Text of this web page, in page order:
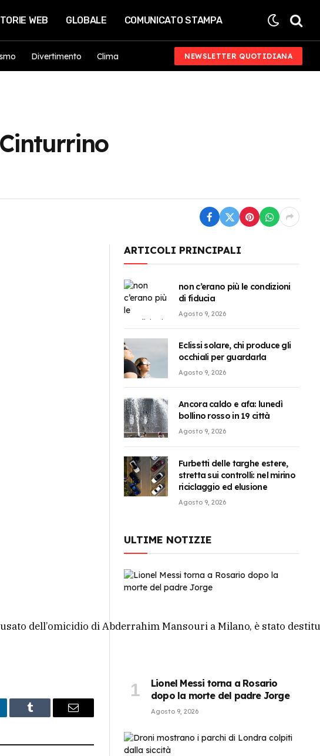
WEB GLOBALE COMUNICATO STAMPA
Divertimento Clima NEWSLETTER QUOTIDIANA
dell’omicidio di Abderrahim Mansouri a Milano, è stato
Tumblr Email
ARTICOLI PRINCIPALI
non c’erano più le condizioni
di fiducia
Agosto 9, 2026
Eclissi solare, chi produce gli
occhiali per guardarla
Agosto 9, 2026
Ancora caldo e afa: lunedì
bollino rosso in 19 città
Agosto 9, 2026
Furbetti delle targhe estere,
stretta sui controlli: nel mirino
riciclaggio ed elusione
Agosto 9, 2026
ULTIME NOTIZIE
Lionel Messi torna a Rosario
dopo la morte del padre Jorge
Agosto 9, 2026